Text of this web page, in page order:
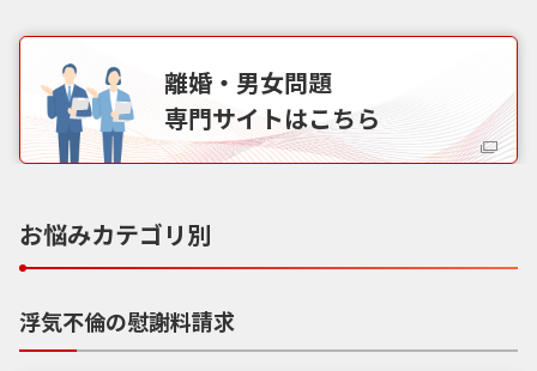
離婚・男女問題
専門サイトはこちら
お悩みカテゴリ別
浮気不倫の慰謝料請求